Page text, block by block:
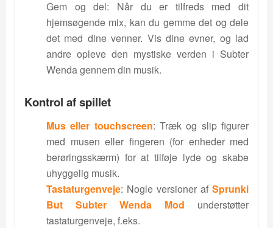
Gem og del: Når du er tilfreds med dit
hjemsøgende mix, kan du gemme det og dele
det med dine venner. Vis dine evner, og lad
andre opleve den mystiske verden i Subter
Wenda gennem din musik.
Kontrol af spillet
Mus eller touchscreen: Træk og slip figurer
med musen eller fingeren (for enheder med
berøringsskærm) for at tilføje lyde og skabe
uhyggelig musik.
Tastaturgenveje: Nogle versioner af Sprunki
But Subter Wenda Mod understøtter
tastaturgenveje, f.eks.